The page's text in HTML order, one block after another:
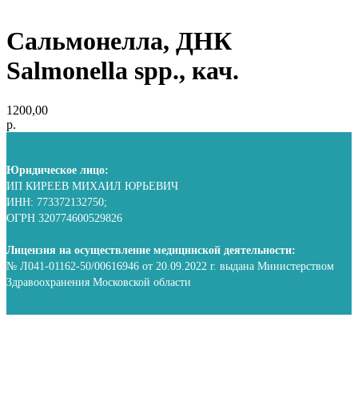
Сальмонелла, ДНК
Salmonella spp., кач.
1200,00
р.
Юридическое лицо:
ИП КИРЕЕВ МИХАИЛ ЮРЬЕВИЧ
ИНН: 773372132750;
ОГРН 320774600529826
Лицензия на осуществление медицинской деятельности:
№ Л041-01162-50/00616946 от 20.09.2022 г. выдана Министерством
Здравоохранения Московской области